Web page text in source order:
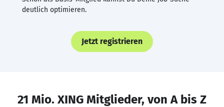
deutlich optimieren.
Jetzt registrieren
21 Mio. XING Mitglieder, von A bis Z